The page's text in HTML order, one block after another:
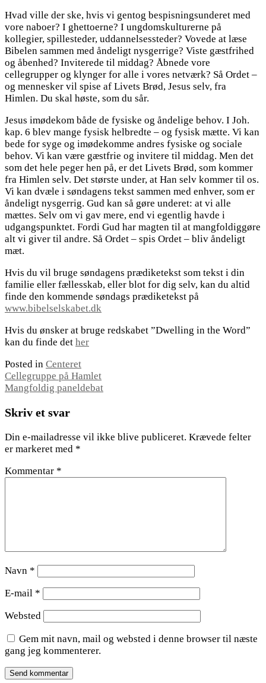
Hvad ville der ske, hvis vi gentog bespisningsunderet med
vore naboer? I ghettoerne? I ungdomskulturerne på
kollegier, spillesteder, uddannelsessteder? Vovede at læse
Bibelen sammen med åndeligt nysgerrige? Viste gæstfrihed
og åbenhed? Inviterede til middag? Åbnede vore
cellegrupper og klynger for alle i vores netværk? Så Ordet –
og mennesker vil spise af Livets Brød, Jesus selv, fra
Himlen. Du skal høste, som du sår.
Jesus imødekom både de fysiske og åndelige behov. I Joh.
kap. 6 blev mange fysisk helbredte – og fysisk mætte. Vi kan
bede for syge og imødekomme andres fysiske og sociale
behov. Vi kan være gæstfrie og invitere til middag. Men det
som det hele peger hen på, er det Livets Brød, som kommer
fra Himlen selv. Det største under, at Han selv kommer til os.
Vi kan dvæle i søndagens tekst sammen med enhver, som er
åndeligt nysgerrig. Gud kan så gøre underet: at vi alle
mættes. Selv om vi gav mere, end vi egentlig havde i
udgangspunktet. Fordi Gud har magten til at mangfoldiggøre
alt vi giver til andre. Så Ordet – spis Ordet – bliv åndeligt
mæt.
Hvis du vil bruge søndagens prædiketekst som tekst i din
familie eller fællesskab, eller blot for dig selv, kan du altid
finde den kommende søndags prædiketekst på
www.bibelselskabet.dk
Hvis du ønsker at bruge redskabet ”Dwelling in the Word”
kan du finde det her
Posted in Centeret
Indlægsnavigation
Cellegruppe på Hamlet
Mangfoldig paneldebat
Skriv et svar
Din e-mailadresse vil ikke blive publiceret. Krævede felter
er markeret med *
Kommentar *
Navn *
E-mail *
Websted
Gem mit navn, mail og websted i denne browser til næste
gang jeg kommenterer.